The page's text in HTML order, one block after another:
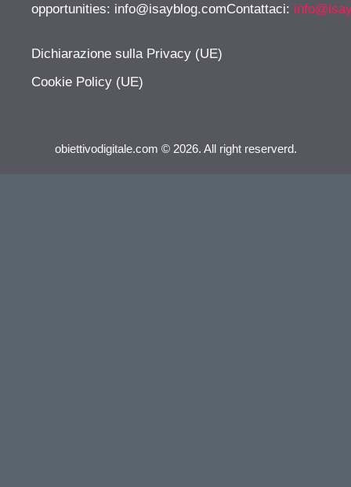
opportunities: info@isayblog.comContattaci:
Dichiarazione sulla Privacy (UE)
Cookie Policy (UE)
obiettivodigitale.com © 2026. All right reserverd.